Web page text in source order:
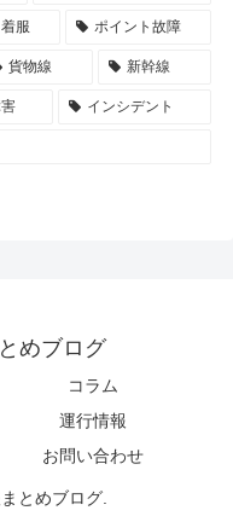
着服 ポイント故障
貨物線 新幹線
インシデント
めブログ
コラム
運行情報
お問い合わせ
とめブログ.